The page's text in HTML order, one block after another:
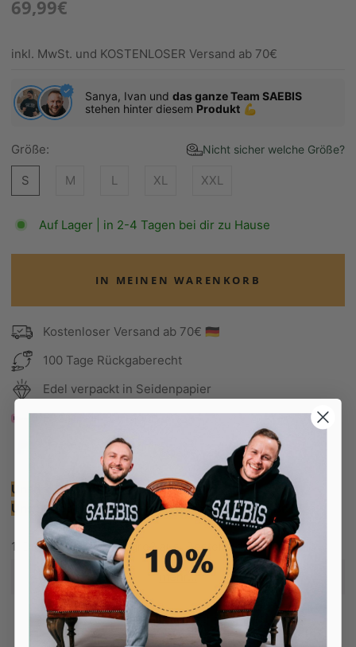
69,99€
inkl. MwSt. und KOSTENLOSER Versand ab 70€
Sanya, Ivan und das ganze Team SAEBIS
stehen hinter diesem Produkt 💪
Größe: Nicht sicher welche Größe?
S M L XL XXL
Auf Lager | in 2-4 Tagen bei dir zu Hause
IN MEINEN WARENKORB
Kostenloser Versand ab 70€ 🇩🇪
100 Tage Rückgaberecht
Edel verpackt in Seidenpapier
Bezahle in 30 Tagen
Bezahle in 30 Tagen
Unsere Empfehlung:
Unser Model ist 160cm groß und trägt die Größe XL.
1. Dieser Hoodie fällt groß aus. Bestelle deine normale
Größe, wenn du auf übergroßen Look stehst.
2. Falls du allerdings einen normalen und nicht übergroßen
Look bevorzugst, dann bestelle lieber eine Größe kleiner
als normal.
mehr...